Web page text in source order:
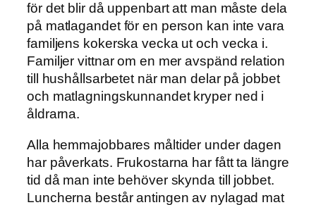
för det blir då uppenbart att man måste dela
på matlagandet för en person kan inte vara
familjens kokerska vecka ut och vecka i.
Familjer vittnar om en mer avspänd relation
till hushållsarbetet när man delar på jobbet
och matlagningskunnandet kryper ned i
åldrarna.
Alla hemmajobbares måltider under dagen
har påverkats. Frukostarna har fått ta längre
tid då man inte behöver skynda till jobbet.
Luncherna består antingen av nylagad mat